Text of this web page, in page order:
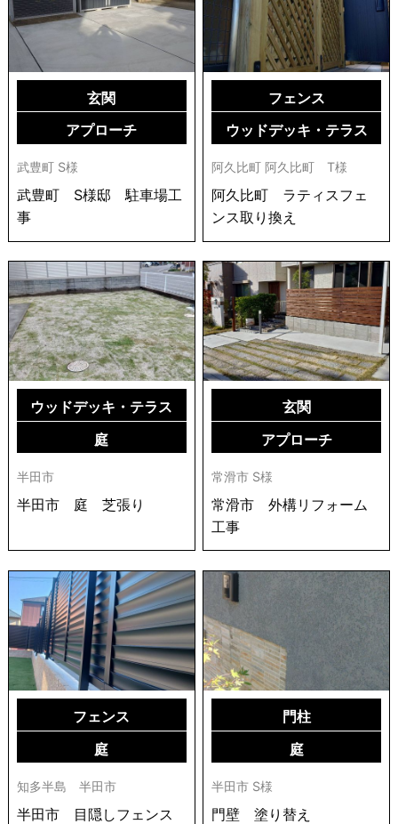
玄関
アプローチ
武豊町 S様
武豊町 S様邸 駐車場工
事
フェンス
ウッドデッキ・テラス
阿久比町 阿久比町 T様
阿久比町 ラティスフェ
ンス取り換え
ウッドデッキ・テラス
庭
半田市
半田市 庭 芝張り
玄関
アプローチ
常滑市 S様
常滑市 外構リフォーム
工事
フェンス
庭
知多半島 半田市
半田市 目隠しフェンス
門柱
庭
半田市 S様
門壁 塗り替え